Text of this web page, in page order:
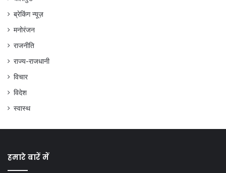
ब्रेकिंग न्यूज़
मनोरंजन
राजनीति
राज्य-राजधानी
विचार
विदेश
स्वास्थ
हमारे बारें में